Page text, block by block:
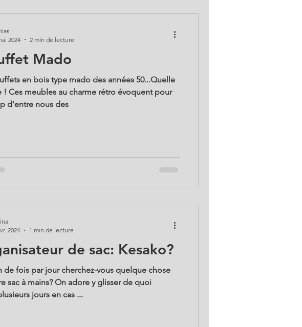
Mado
en bois type mado des années 50...Quelle
! Ces meubles au charme rétro évoquent pour
d'entre nous des
2024
2 min de lecture
de sac: Kesako?
de fois par jour cherchez-vous quelque chose
sac à mains? On adore y glisser de quoi
jours en cas ...
2024
1 min de lecture